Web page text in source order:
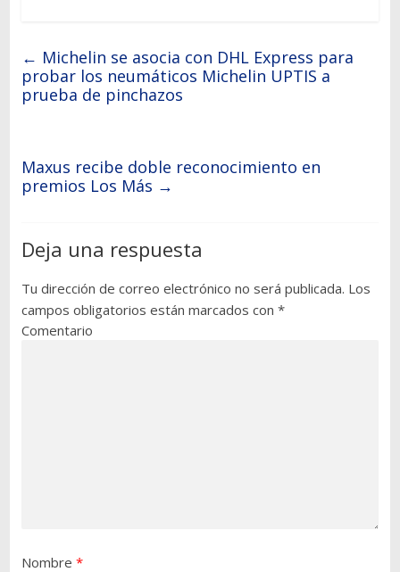
← Michelin se asocia con DHL Express para
probar los neumáticos Michelin UPTIS a
prueba de pinchazos
Maxus recibe doble reconocimiento en
premios Los Más →
Deja una respuesta
Tu dirección de correo electrónico no será publicada. Los
campos obligatorios están marcados con *
Comentario
Nombre *